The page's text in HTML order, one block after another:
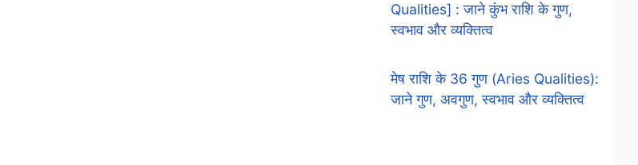
Qualities] : जाने कुंभ राशि के गुण,
स्वभाव और व्यक्तित्व
मेष राशि के 36 गुण (Aries Qualities):
जाने गुण, अवगुण, स्वभाव और व्यक्तित्व